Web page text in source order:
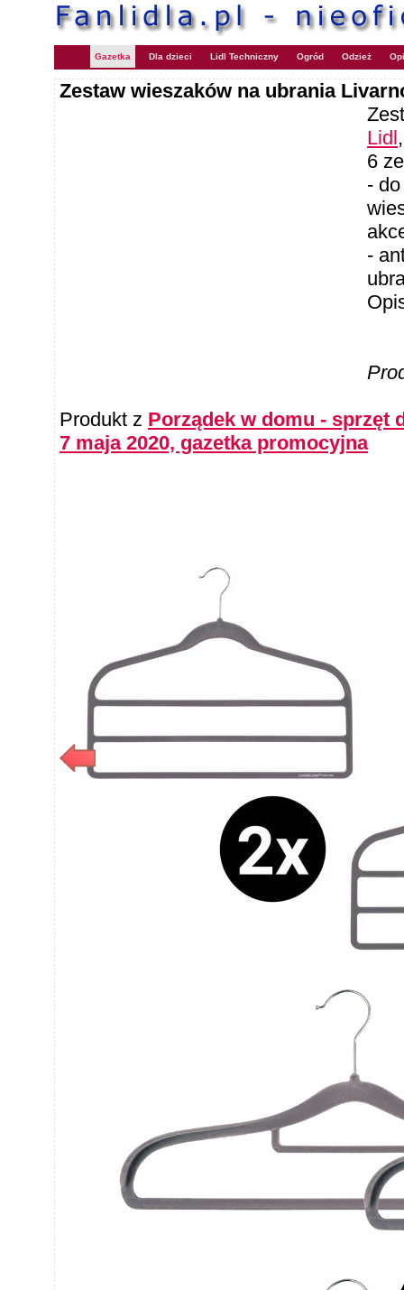
Gazetka Dla dzieci Lidl Techniczny Ogród Odzież
Zestaw wieszaków na ubrania
Lidl
6
-
-
Produkt z Porządek w domu - sprzęt
7 maja 2020, gazetka promocyjna